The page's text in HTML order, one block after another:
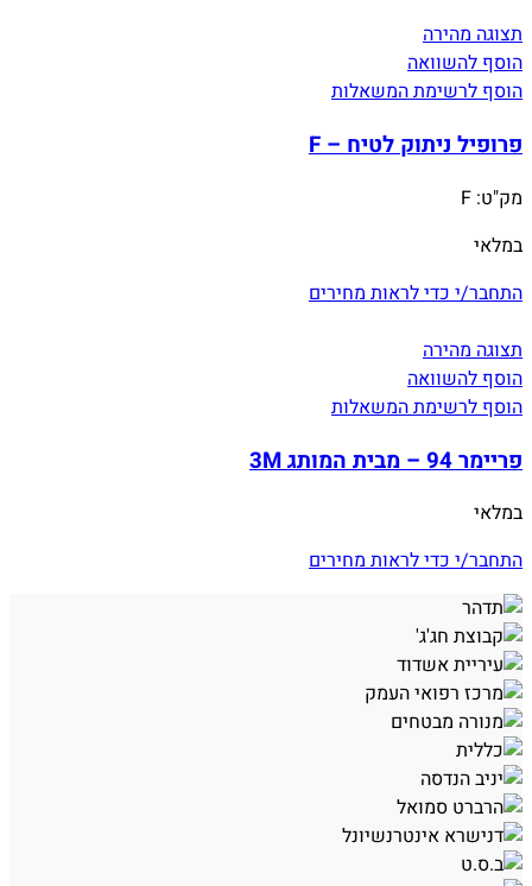
תצוגה מהירה
הוסף להשוואה
הוסף לרשימת המשאלות
פרופיל ניתוק לטיח – F
מק"ט: F
במלאי
התחבר/י כדי לראות מחירים
תצוגה מהירה
הוסף להשוואה
הוסף לרשימת המשאלות
פריימר 94 – מבית המותג 3M
במלאי
התחבר/י כדי לראות מחירים